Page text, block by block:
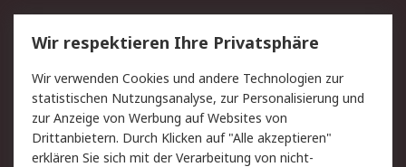
Service
Value Added Services
Lieferlösungen
Rücksendungen
Kontakt
Hilfe
Privatkunden
Rechtliches
Wir respektieren Ihre Privatsphäre
Wir verwenden Cookies und andere Technologien zur
statistischen Nutzungsanalyse, zur Personalisierung und
zur Anzeige von Werbung auf Websites von
Drittanbietern. Durch Klicken auf "Alle akzeptieren"
erklären Sie sich mit der Verarbeitung von nicht-